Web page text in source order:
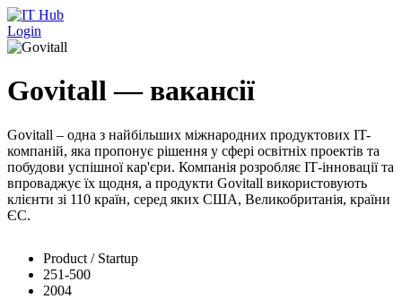
Перейти до основного вмісту
Login
Govitall — вакансії
Govitall – одна з найбільших міжнародних продуктових IT-
компаній, яка пропонує рішення у сфері освітніх проектів та
побудови успішної кар'єри. Компанія розробляє ІТ-інновації та
впроваджує їх щодня, а продукти Govitall використовують
клієнти зі 110 країн, серед яких США, Великобританія, країни
ЄС.
Product / Startup
251-500
2004